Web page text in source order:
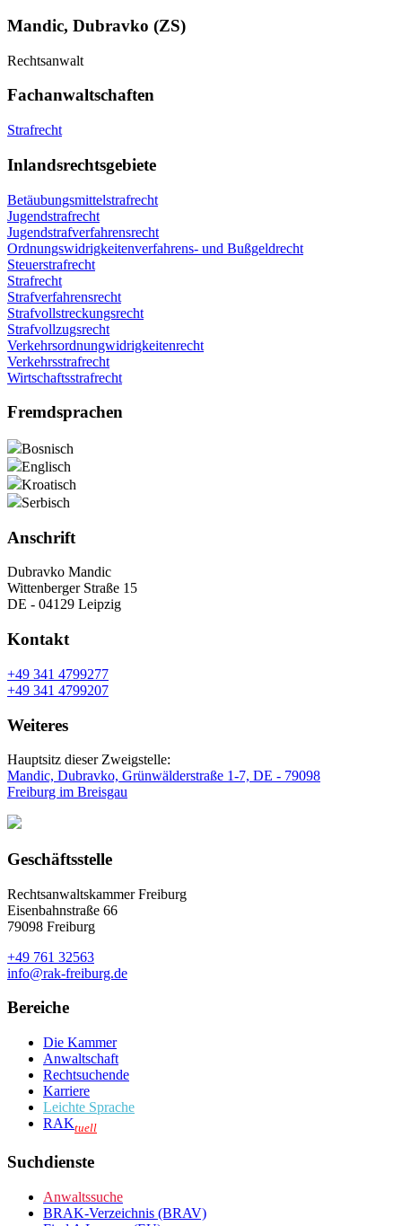
Mandic, Dubravko (ZS)
Rechtsanwalt
Fachanwaltschaften
Strafrecht
Inlandsrechtsgebiete
Betäubungsmittelstrafrecht
Jugendstrafrecht
Jugendstrafverfahrensrecht
Ordnungswidrigkeitenverfahrens- und Bußgeldrecht
Steuerstrafrecht
Strafrecht
Strafverfahrensrecht
Strafvollstreckungsrecht
Strafvollzugsrecht
Verkehrsordnungwidrigkeitenrecht
Verkehrsstrafrecht
Wirtschaftsstrafrecht
Fremdsprachen
Bosnisch
Englisch
Kroatisch
Serbisch
Anschrift
Dubravko Mandic
Wittenberger Straße 15
DE - 04129 Leipzig
Kontakt
+49 341 4799277
+49 341 4799207
Weiteres
Hauptsitz dieser Zweigstelle:
Mandic, Dubravko, Grünwälderstraße 1-7, DE - 79098
Freiburg im Breisgau
Geschäftsstelle
Rechtsanwaltskammer Freiburg
Eisenbahnstraße 66
79098 Freiburg
+49 761 32563
info@rak-freiburg.de
Bereiche
Die Kammer
Anwaltschaft
Rechtsuchende
Karriere
Leichte Sprache
RAKtuell
Suchdienste
Anwaltssuche
BRAK-Verzeichnis (BRAV)